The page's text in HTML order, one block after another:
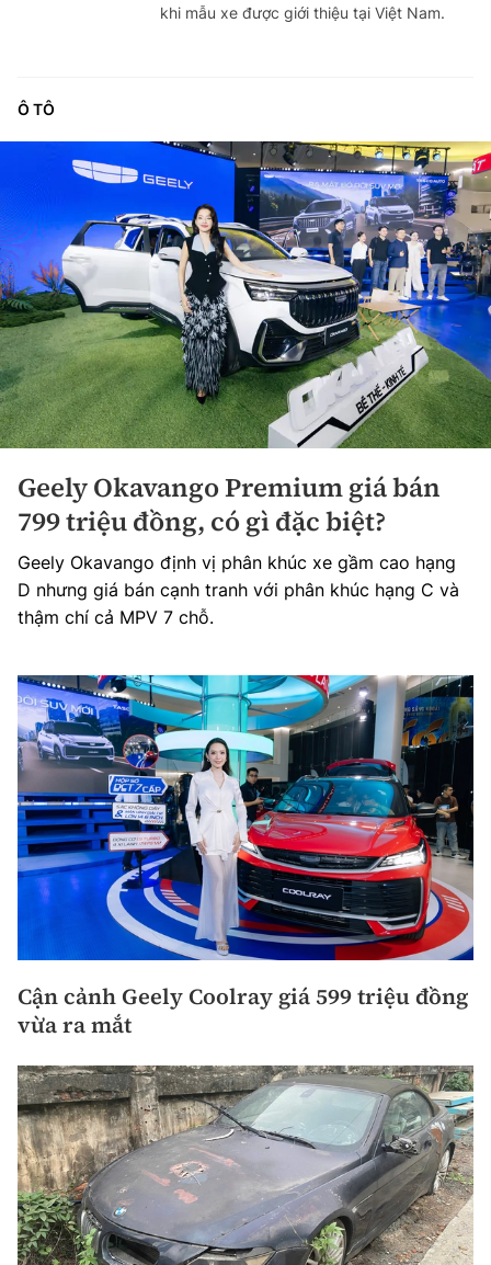
khi mẫu xe được giới thiệu tại Việt Nam.
Ô TÔ
Geely Okavango Premium giá bán
799 triệu đồng, có gì đặc biệt?
Geely Okavango định vị phân khúc xe gầm cao hạng
D nhưng giá bán cạnh tranh với phân khúc hạng C và
thậm chí cả MPV 7 chỗ.
Cận cảnh Geely Coolray giá 599 triệu đồng
vừa ra mắt